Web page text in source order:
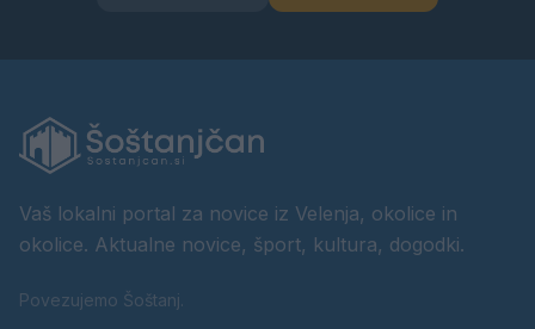
Vaš lokalni portal za novice iz Velenja, okolice in
okolice. Aktualne novice, šport, kultura, dogodki.
Povezujemo Šoštanj.